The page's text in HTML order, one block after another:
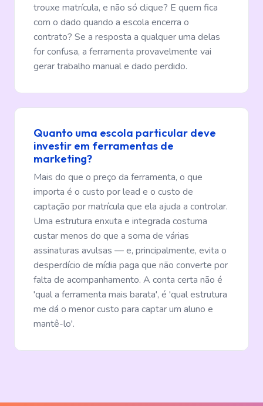
trouxe matrícula, e não só clique? E quem fica
com o dado quando a escola encerra o
contrato? Se a resposta a qualquer uma delas
for confusa, a ferramenta provavelmente vai
gerar trabalho manual e dado perdido.
Quanto uma escola particular deve
investir em ferramentas de
marketing?
Mais do que o preço da ferramenta, o que
importa é o custo por lead e o custo de
captação por matrícula que ela ajuda a controlar.
Uma estrutura enxuta e integrada costuma
custar menos do que a soma de várias
assinaturas avulsas — e, principalmente, evita o
desperdício de mídia paga que não converte por
falta de acompanhamento. A conta certa não é
'qual a ferramenta mais barata', é 'qual estrutura
me dá o menor custo para captar um aluno e
mantê-lo'.